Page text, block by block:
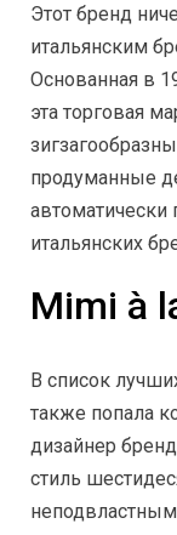
Этот бренд
итальянским
Основанная в
эта торговая
продуманные
автоматически
итальянских
Mimi à
В список
также попала
дизайнер
стиль